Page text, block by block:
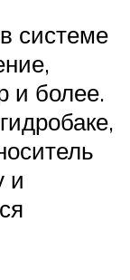
системе
и более.
и